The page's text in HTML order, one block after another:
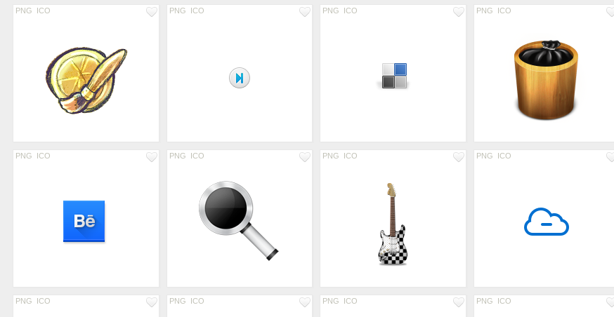
PNG ICO PNG ICO PNG ICO PNG ICO
PNG ICO PNG ICO PNG ICO PNG ICO
PNG ICO PNG ICO PNG ICO PNG ICO